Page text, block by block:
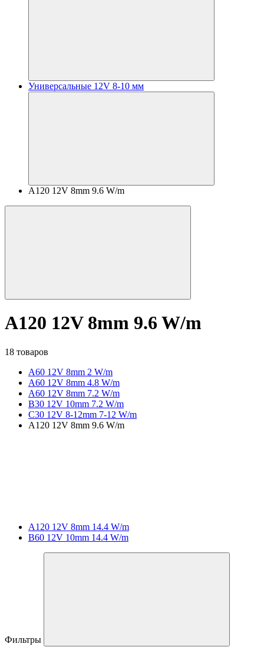
Универсальные 12V 8-10 мм
A120 12V 8mm 9.6 W/m
A120 12V 8mm 9.6 W/m
18 товаров
A60 12V 8mm 2 W/m
A60 12V 8mm 4.8 W/m
A60 12V 8mm 7.2 W/m
B30 12V 10mm 7.2 W/m
C30 12V 8-12mm 7-12 W/m
A120 12V 8mm 9.6 W/m
A120 12V 8mm 14.4 W/m
B60 12V 10mm 14.4 W/m
Фильтры